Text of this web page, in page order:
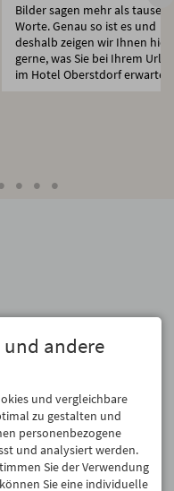
Bilder sagen mehr als
Worte. Genau so ist es und
deshalb zeigen wir Ihnen hier
gerne, was Sie bei Ihrem
im Hotel Oberstdorf erwartet.
auch keinen Spam.
und andere
und vergleichbare
zu gestalten und
personenbezogene
und analysiert werden.
Sie der Verwendung
Sie eine individuelle